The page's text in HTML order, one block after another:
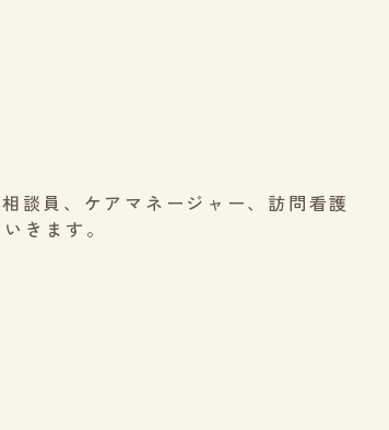
談員、ケアマネージャー、訪問看護
きます。